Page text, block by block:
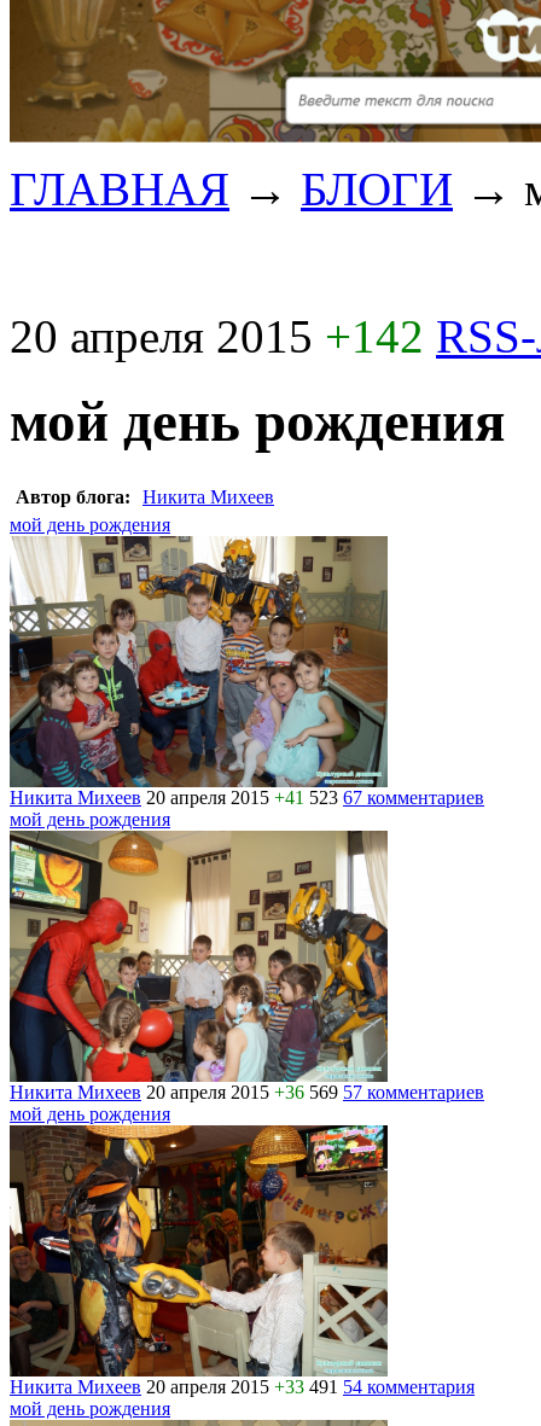
ГЛАВНАЯ → БЛОГИ →
20 апреля 2015 +142
мой день рождения
Автор блога:
Никита Михеев
мой день рождения
Никита Михеев 20 апреля 2015 +41 523 67 комментариев
мой день рождения
Никита Михеев 20 апреля 2015 +36 569 57 комментариев
мой день рождения
Никита Михеев 20 апреля 2015 +33 491 54 комментария
мой день рождения